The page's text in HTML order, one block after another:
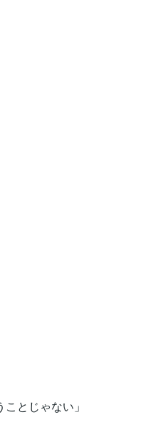
とじゃない」